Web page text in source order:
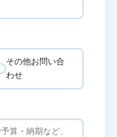
その他お問い合
わせ